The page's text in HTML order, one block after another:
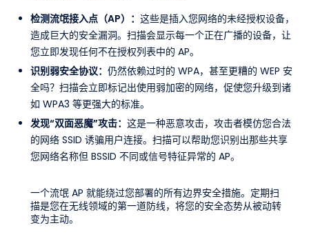
检测流氓接入点（AP）： 这些是插入您网络的未经授权设备，
造成巨大的安全漏洞。扫描会显示每一个正在广播的设备，让
您立即发现任何不在授权列表中的 AP。
识别弱安全协议： 仍然依赖过时的 WPA，甚至更糟的 WEP 安
全吗？扫描会立即标记出使用弱加密的网络，促使您升级到诸
如 WPA3 等更强大的标准。
发现“双面恶魔”攻击： 这是一种恶意攻击，攻击者模仿您合法
的网络 SSID 诱骗用户连接。扫描可以帮助您识别出那些共享
您网络名称但 BSSID 不同或信号特征异常的 AP。
一个流氓 AP 就能绕过您部署的所有边界安全措施。定期扫
描是您在无线领域的第一道防线，将您的安全态势从被动转
变为主动。